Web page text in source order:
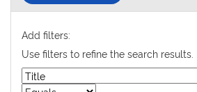
Add filters:
Use filters to refine the search results.